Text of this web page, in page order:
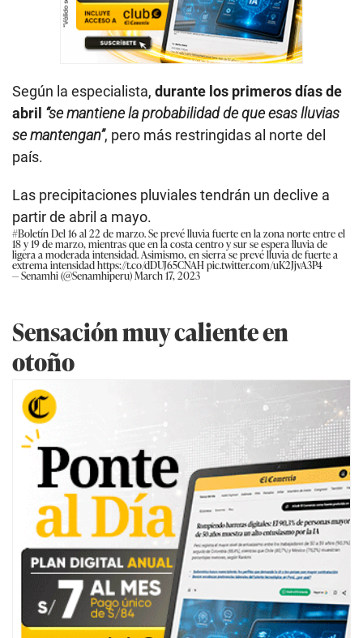
Según la especialista, durante los primeros días de
abril “se mantiene la probabilidad de que esas lluvias
se mantengan”, pero más restringidas al norte del
país.
Las precipitaciones pluviales tendrán un declive a
partir de abril a mayo.
#BoletínDel 16 al 22 de marzo. Se prevé lluvia fuerte en la zona norte entre el
18 y 19 de marzo, mientras que en la costa centro y sur se espera lluvia de
ligera a moderada intensidad. Asimismo, en sierra se prevé lluvia de fuerte a
extrema intensidadhttps://t.co/dDUJ65CNAHpic.twitter.com/uK2JjvA3P4
— Senamhi (@Senamhiperu)March 17, 2023
Sensación muy caliente en
otoño